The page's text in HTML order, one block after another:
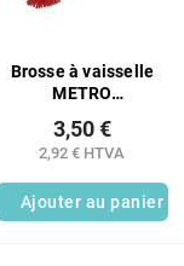
Brosse à vaisselle
METRO
HACCP rouge 1
pièce.
2,92 € HTVA
3,50 €
Ajouter au panier